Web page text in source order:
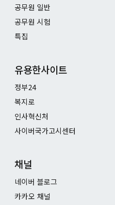
공무원 일반
공무원 시험
특집
유용한사이트
정부24
복지로
인사혁신처
사이버국가고시센터
채널
네이버 블로그
카카오 채널